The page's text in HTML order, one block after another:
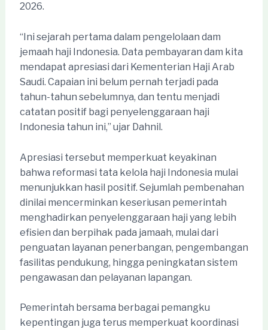
2026.
“Ini sejarah pertama dalam pengelolaan dam
jemaah haji Indonesia. Data pembayaran dam kita
mendapat apresiasi dari Kementerian Haji Arab
Saudi. Capaian ini belum pernah terjadi pada
tahun-tahun sebelumnya, dan tentu menjadi
catatan positif bagi penyelenggaraan haji
Indonesia tahun ini,” ujar Dahnil.
Apresiasi tersebut memperkuat keyakinan
bahwa reformasi tata kelola haji Indonesia mulai
menunjukkan hasil positif. Sejumlah pembenahan
dinilai mencerminkan keseriusan pemerintah
menghadirkan penyelenggaraan haji yang lebih
efisien dan berpihak pada jamaah, mulai dari
penguatan layanan penerbangan, pengembangan
fasilitas pendukung, hingga peningkatan sistem
pengawasan dan pelayanan lapangan.
Pemerintah bersama berbagai pemangku
kepentingan juga terus memperkuat koordinasi